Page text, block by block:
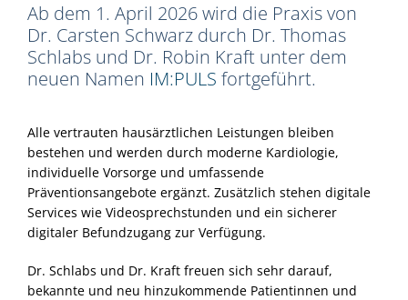
Ab dem 1. April 2026 wird die Praxis von
Dr. Carsten Schwarz durch Dr. Thomas
Schlabs und Dr. Robin Kraft unter dem
neuen Namen IM:PULS fortgeführt.
Alle vertrauten hausärztlichen Leistungen bleiben
bestehen und werden durch moderne Kardiologie,
individuelle Vorsorge und umfassende
Präventionsangebote ergänzt. Zusätzlich stehen digitale
Services wie Videosprechstunden und ein sicherer
digitaler Befundzugang zur Verfügung.
Dr. Schlabs und Dr. Kraft freuen sich sehr darauf,
bekannte und neu hinzukommende Patientinnen und